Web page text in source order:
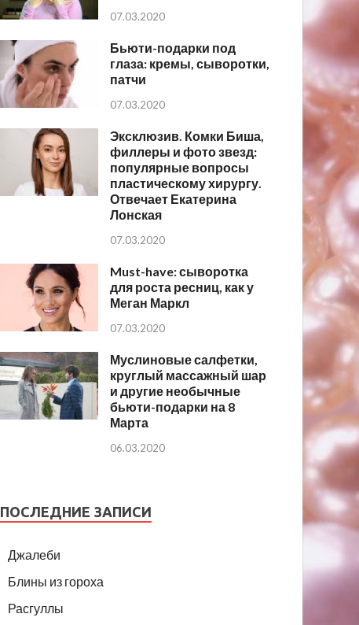
07.03.2020
Бьюти-подарки под
глаза: кремы, сыворотки,
патчи
07.03.2020
Эксклюзив. Комки Биша,
филлеры и фото звезд:
популярные вопросы
пластическому хирургу.
Отвечает Екатерина
Лонская
07.03.2020
Must-have: сыворотка
для роста ресниц, как у
Меган Маркл
07.03.2020
Муслиновые салфетки,
круглый массажный шар
и другие необычные
бьюти-подарки на 8
Марта
06.03.2020
ПОСЛЕДНИЕ ЗАПИСИ
Джалеби
Блины из гороха
Расгуллы